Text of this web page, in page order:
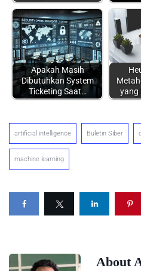
Apakah Masih
Dibutuhkan System
Ticketing Saat…
yang
artificial intelligence Buletin Siber
machine learning
About